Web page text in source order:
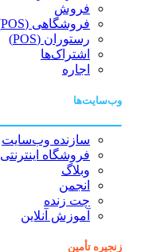
فروش
فروشگاهی (POS)
رستوران (POS)
اشتراک‌ها
اجاره
وب‌سایت‌ها
سازنده وب‌سایت
فروشگاه اینترنتی
وبلاگ
انجمن
چت زنده
آموزش آنلاین
زنجیره تأمین